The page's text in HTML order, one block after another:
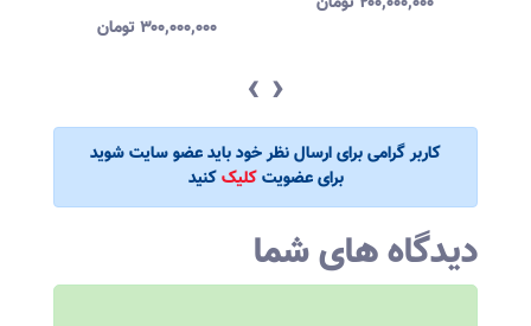
۳۰۰,۰۰۰,۰۰۰ تومان
‹ ›
کاربر گرامی برای ارسال نظر خود باید عضو سایت شوید
برای عضویتکلیککنید
دیدگاه های شما